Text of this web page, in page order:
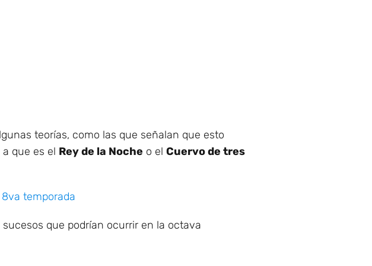
teorías, como las que señalan que esto
a que es el Rey de la Noche o el Cuervo de tres
temporada
que podrían ocurrir en la octava